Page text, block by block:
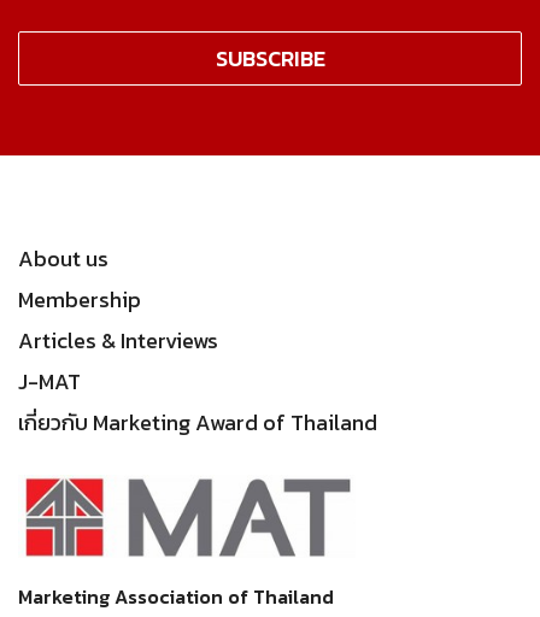
About us
Membership
Articles & Interviews
J-MAT
เกี่ยวกับ Marketing Award of Thailand
Marketing Association of Thailand